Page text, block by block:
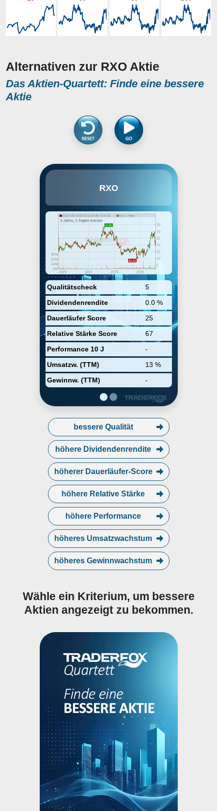
Alternativen zur RXO Aktie
Das Aktien-Quartett: Finde eine bessere
Aktie
RXO
Qualitätscheck
5
Dividendenrendite
0.0 %
Dauerläufer Score
25
Relative Stärke Score
67
Performance 10 J
-
Umsatzw. (TTM)
13 %
Gewinnw. (TTM)
-
asset-light transportation
transportation, freight forwarding,
and last mile delivery. The
company was founded on May 5,
2022 and is headquartered in
Charlotte, NC.
bessere Qualität
höhere Dividendenrendite
höherer Dauerläufer-Score
höhere Relative Stärke
höhere Performance
höheres Umsatzwachstum
höheres Gewinnwachstum
Wähle ein Kriterium, um bessere
Aktien angezeigt zu bekommen.